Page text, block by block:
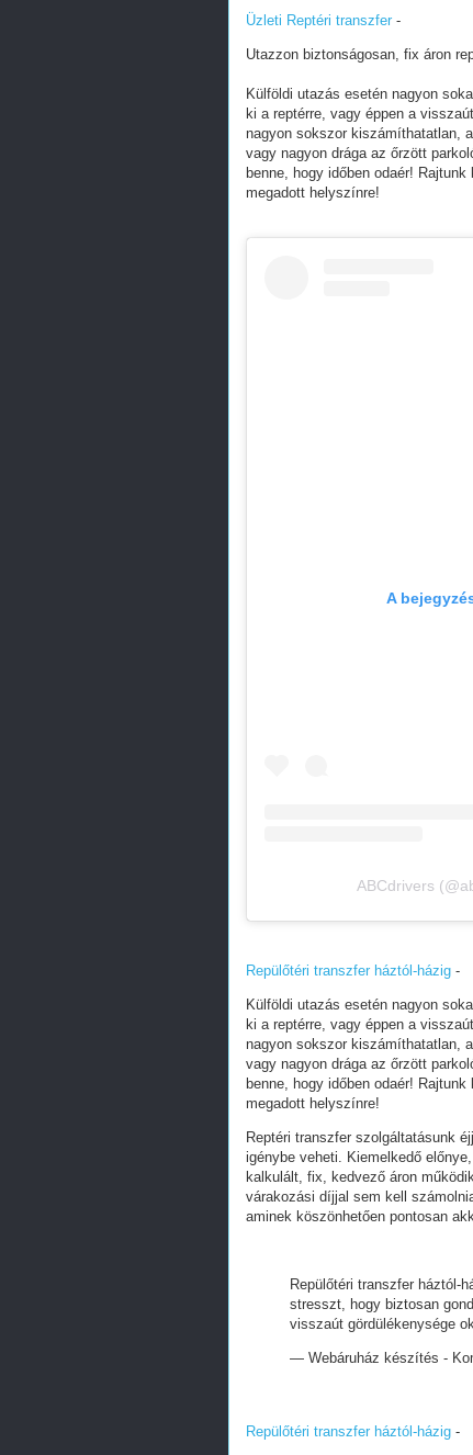
Üzleti Reptéri transzfer -
Utazzon biztonságosan, fix áron
Külföldi utazás esetén nagyon
ki a reptérre, vagy éppen a
nagyon sokszor kiszámíthatatlan,
vagy nagyon drága az őrzött
benne, hogy időben odaér!
megadott helyszínre!
A
ABCdrivers
Repülőtéri transzfer háztól-házig -
Külföldi utazás esetén nagyon
ki a reptérre, vagy éppen a
nagyon sokszor kiszámíthatatlan,
vagy nagyon drága az őrzött
benne, hogy időben odaér!
megadott helyszínre!
Reptéri transzfer szolgáltatásunk
igénybe veheti. Kiemelkedő
kalkulált, fix, kedvező áron
várakozási díjjal sem kell
aminek köszönhetően pontosan
Repülőtéri transzfer háztól-
stresszt, hogy biztosan
visszaút gördülékenysége
— Webáruház készítés -
Repülőtéri transzfer háztól-házig -